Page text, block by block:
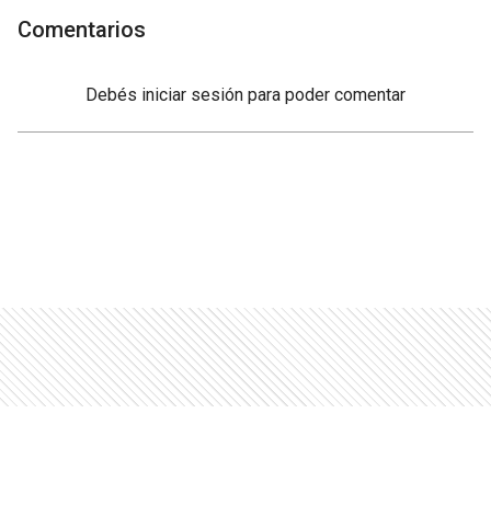
Comentarios
Debés iniciar sesión para poder comentar